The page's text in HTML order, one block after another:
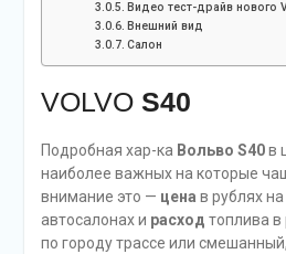
Видео тест-драйв нового
Внешний вид
Салон
VOLVO S40
Подробная хар-ка Вольво S40в
наиболее важных на которые
внимание это — цена в рублях
автосалонах и расход топлива в
по городу трассе или